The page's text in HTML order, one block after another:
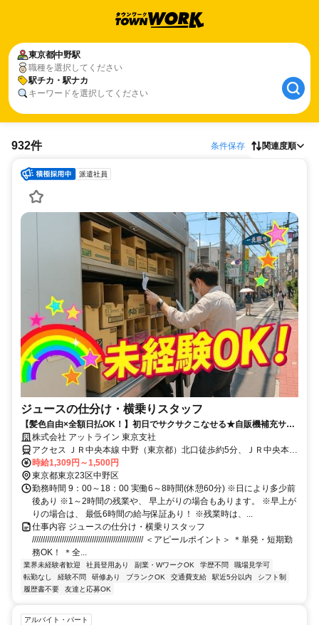
東京都中野駅
職種を選択してください
駅チカ・駅ナカ
キーワードを選択してください
932件 条件保存 関連度順
派遣社員
ジュースの仕分け・横乗りスタッフ
【髪色自由×全額日払OK！】初日でサクサクこなせる★自販機補充サポ
ート＜履歴書不要×WEB面談OK＞
株式会社 アットライン 東京支社
アクセス ＪＲ中央本線 中野（東京都）北口徒歩約5分、ＪＲ中央本線
中野（東京都）北口徒歩約5分、西武新宿線 沼袋南口徒歩約17分
時給1,309円～1,500円
東京都東京23区中野区
勤務時間 9：00～18：00 実働6～8時間(休憩60分) ※日により多少前
後あり ※1～2時間の残業や、 早上がりの場合もあります。 ※早上が
りの場合は、 最低6時間の給与保証あり！ ※残業時は、...
仕事内容 ジュースの仕分け・横乗りスタッフ
//////////////////////////////////////////////////// ＜アピールポイント＞ ＊単発・短期勤
務OK！ ＊全...
業界未経験者歓迎 社員登用あり 副業・WワークOK 学歴不問
職場見学可
転勤なし
経験不問 研修あり ブランクOK 交通費支給 駅近5分以内
シフト制
履歴書不要
友達と応募OK
アルバイト・パート